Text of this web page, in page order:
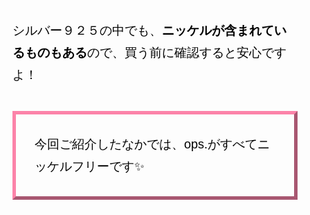
シルバー９２５の中でも、 ニッケルが含まれてい
るものもあるので、買う前に確認すると安心です
よ！
今回ご紹介したなかでは、ops.がすべてニ
ッケルフリーです✨️